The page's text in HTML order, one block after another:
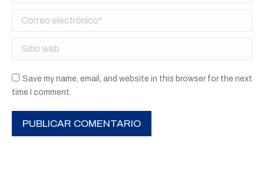
Correo electrónico *
Sitio web
Save my name, email, and website in this browser for the next
time I comment.
PUBLICAR COMENTARIO